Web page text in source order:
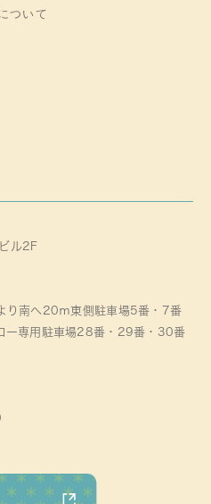
ついて
ル2F
り南へ20ｍ東側駐車場5番・7番
ー専用駐車場28番・29番・30番